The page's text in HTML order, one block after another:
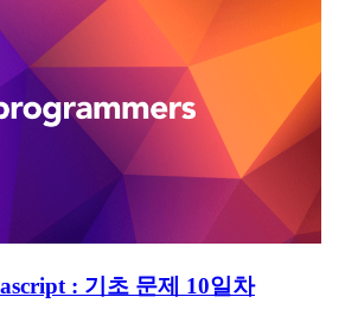
: 기초 문제 10일차